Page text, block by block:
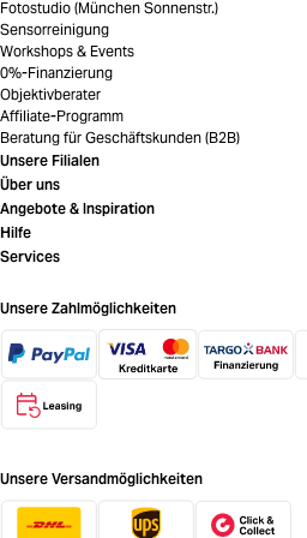
Fotostudio (München Sonnenstr.)
Sensorreinigung
Workshops & Events
0%-Finanzierung
Objektivberater
Affiliate-Programm
Beratung für Geschäftskunden (B2B)
Unsere Filialen
Über uns
Angebote & Inspiration
Hilfe
Services
Unsere Zahlmöglichkeiten
Unsere Versandmöglichkeiten